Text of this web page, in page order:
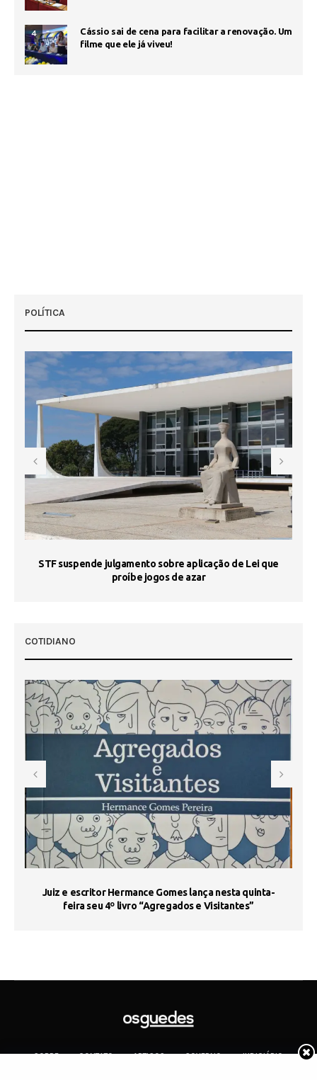
4
Cássio sai de cena para facilitar a renovação. Um
filme que ele já viveu!
POLÍTICA
STF suspende julgamento sobre aplicação de Lei que
proíbe jogos de azar
COTIDIANO
Juiz e escritor Hermance Gomes lança nesta quinta-
feira seu 4º livro “Agregados e Visitantes”
SOBRE CONTATO ARTIGOS GOVERNO
JUDICIÁRIO